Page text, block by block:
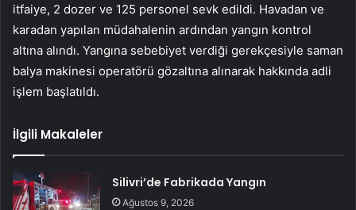
itfaiye, 2 dozer ve 125 personel sevk edildi. Havadan ve
karadan yapılan müdahalenin ardından yangın kontrol
altına alındı. Yangına sebebiyet verdiği gerekçesiyle saman
balya makinesi operatörü gözaltına alınarak hakkında adli
işlem başlatıldı.
İlgili Makaleler
Silivri’de Fabrikada Yangın
Ağustos 9, 2026